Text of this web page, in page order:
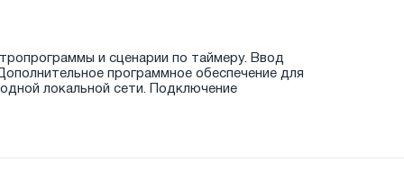
и сценарии по таймеру. Ввод
программное обеспечение для
локальной сети. Подключение